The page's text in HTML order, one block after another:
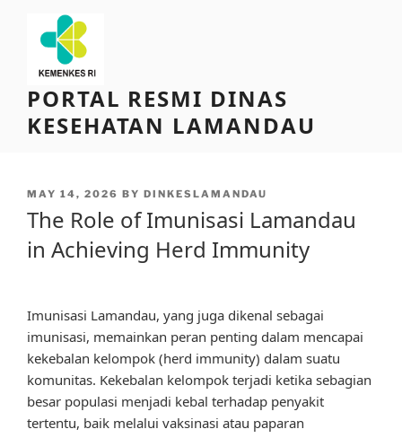
content
PORTAL RESMI DINAS
KESEHATAN LAMANDAU
POSTED
ON
MAY 14, 2026 BY DINKESLAMANDAU
The Role of Imunisasi Lamandau
in Achieving Herd Immunity
Imunisasi Lamandau, yang juga dikenal sebagai
imunisasi, memainkan peran penting dalam mencapai
kekebalan kelompok (herd immunity) dalam suatu
komunitas. Kekebalan kelompok terjadi ketika sebagian
besar populasi menjadi kebal terhadap penyakit
tertentu, baik melalui vaksinasi atau paparan